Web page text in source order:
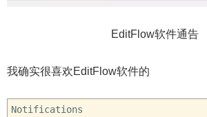
EditFlow软件通告
我确实很喜欢EditFlow软件的
Notifications